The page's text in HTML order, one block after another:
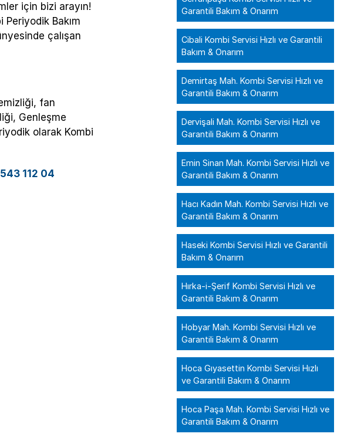
için bizi arayın!
Bakım
çalışan
fan
Genleşme
olarak Kombi
112 04
Garantili Bakım & Onarım
Cibali Kombi Servisi Hızlı ve Garantili
Bakım & Onarım
Demirtaş Mah. Kombi Servisi Hızlı ve
Garantili Bakım & Onarım
Dervişali Mah. Kombi Servisi Hızlı ve
Garantili Bakım & Onarım
Emin Sinan Mah. Kombi Servisi Hızlı ve
Garantili Bakım & Onarım
Hacı Kadın Mah. Kombi Servisi Hızlı ve
Garantili Bakım & Onarım
Haseki Kombi Servisi Hızlı ve Garantili
Bakım & Onarım
Hırka-i-Şerif Kombi Servisi Hızlı ve
Garantili Bakım & Onarım
Hobyar Mah. Kombi Servisi Hızlı ve
Garantili Bakım & Onarım
Hoca Gıyasettin Kombi Servisi Hızlı
ve Garantili Bakım & Onarım
Hoca Paşa Mah. Kombi Servisi Hızlı ve
Garantili Bakım & Onarım